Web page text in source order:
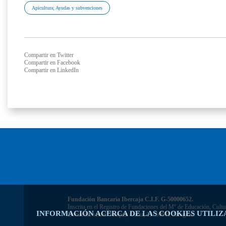
INFORMACIÓN ACERCA DE LAS COOKIES
Apicultura; Ayudas y subvenciones
Compartir en Twitter
Compartir en Facebook
Compartir en LinkedIn
Fundación Bancaria Ibercaja C.I.F. G-50000652.
Inscrita en el Registro de Fundaciones del Mº de Educación,
Domicilio social: Joaquín Costa, 13. 50001 Zaragoza.